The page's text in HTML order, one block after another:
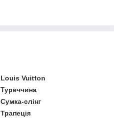
Louis Vuitton
Туреччина
Сумка-слінг
Трапеція